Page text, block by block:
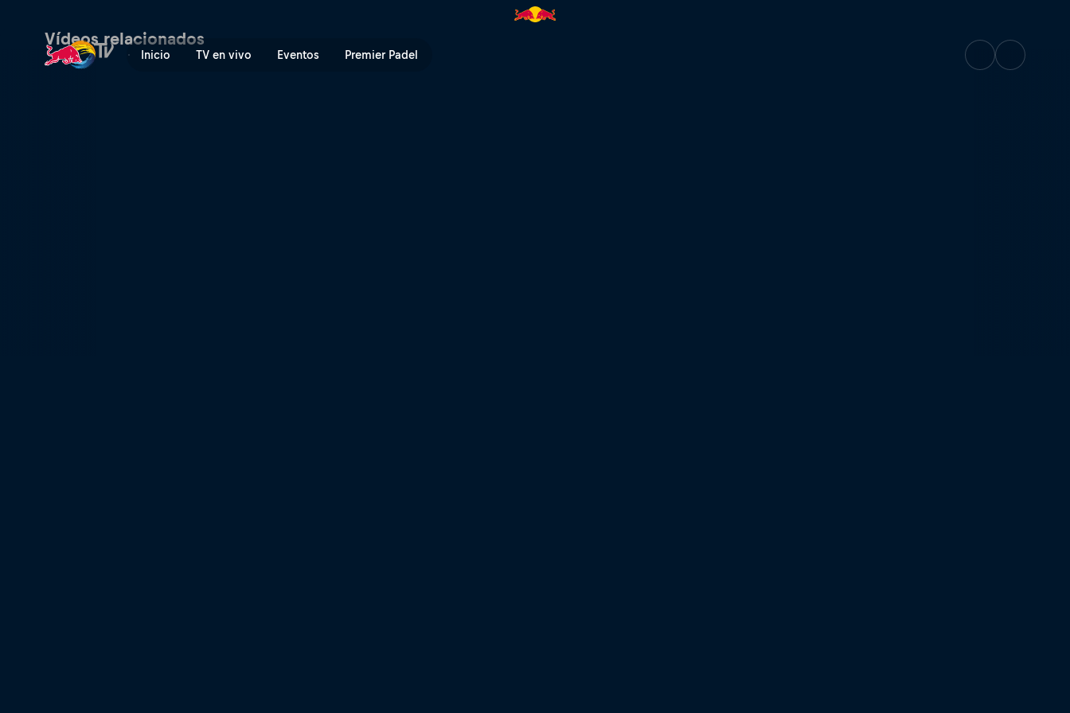
Inicio TV en vivo Eventos Premier Padel
Mission Antarctica – parte 1 | Red Bull TV
Vídeos relacionados